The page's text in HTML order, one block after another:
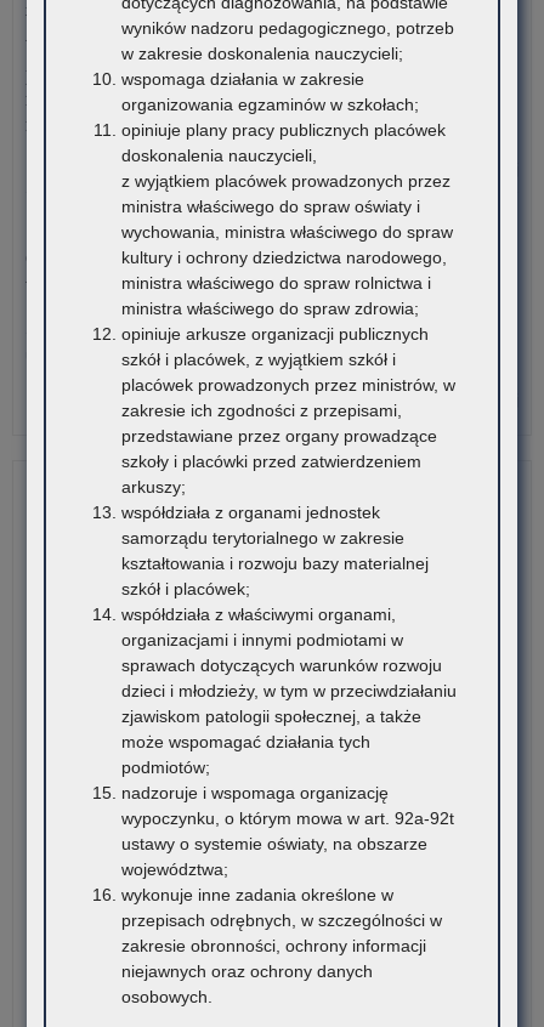
branżowych szkołach I stopnia, szkołach policealnych,
branżowych szkołach II stopnia, publicznych szkołach
podstawowych dla dorosłych – postępowanie rekrutacyjne na
rok szkolny 2026/2027 oraz po przeprowadzeniu postępowania
rekrutacyjnego uzupełniającego na rok szkolny 2026/2027
3 sierpnia 2026
Ogólnopolski Konkurs Filmowy „Wieś mnie kręci, ja kręcę
wieś”
Stowarzyszenie „Kulturalne Ponidzie” w Chrobrzu zaprasza do
udziału w Ogólnopolskim…
Czytaj więcej
wyników nadzoru pedagogicznego, potrzeb
w zakresie doskonalenia nauczycieli;
wspomaga działania w zakresie
organizowania egzaminów w szkołach;
opiniuje plany pracy publicznych placówek
doskonalenia nauczycieli,
z wyjątkiem placówek prowadzonych przez
ministra właściwego do spraw oświaty i
wychowania, ministra właściwego do spraw
kultury i ochrony dziedzictwa narodowego,
ministra właściwego do spraw rolnictwa i
ministra właściwego do spraw zdrowia;
opiniuje arkusze organizacji publicznych
szkół i placówek, z wyjątkiem szkół i
placówek prowadzonych przez ministrów, w
zakresie ich zgodności z przepisami,
przedstawiane przez organy prowadzące
szkoły i placówki przed zatwierdzeniem
arkuszy;
współdziała z organami jednostek
samorządu terytorialnego w zakresie
kształtowania i rozwoju bazy materialnej
szkół i placówek;
współdziała z właściwymi organami,
organizacjami i innymi podmiotami w
sprawach dotyczących warunków rozwoju
dzieci i młodzieży, w tym w przeciwdziałaniu
zjawiskom patologii społecznej, a także
może wspomagać działania tych
podmiotów;
nadzoruje i wspomaga organizację
wypoczynku, o którym mowa w art. 92a-92t
ustawy o systemie oświaty, na obszarze
województwa;
wykonuje inne zadania określone w
przepisach odrębnych, w szczególności w
zakresie obronności, ochrony informacji
niejawnych oraz ochrony danych
osobowych.